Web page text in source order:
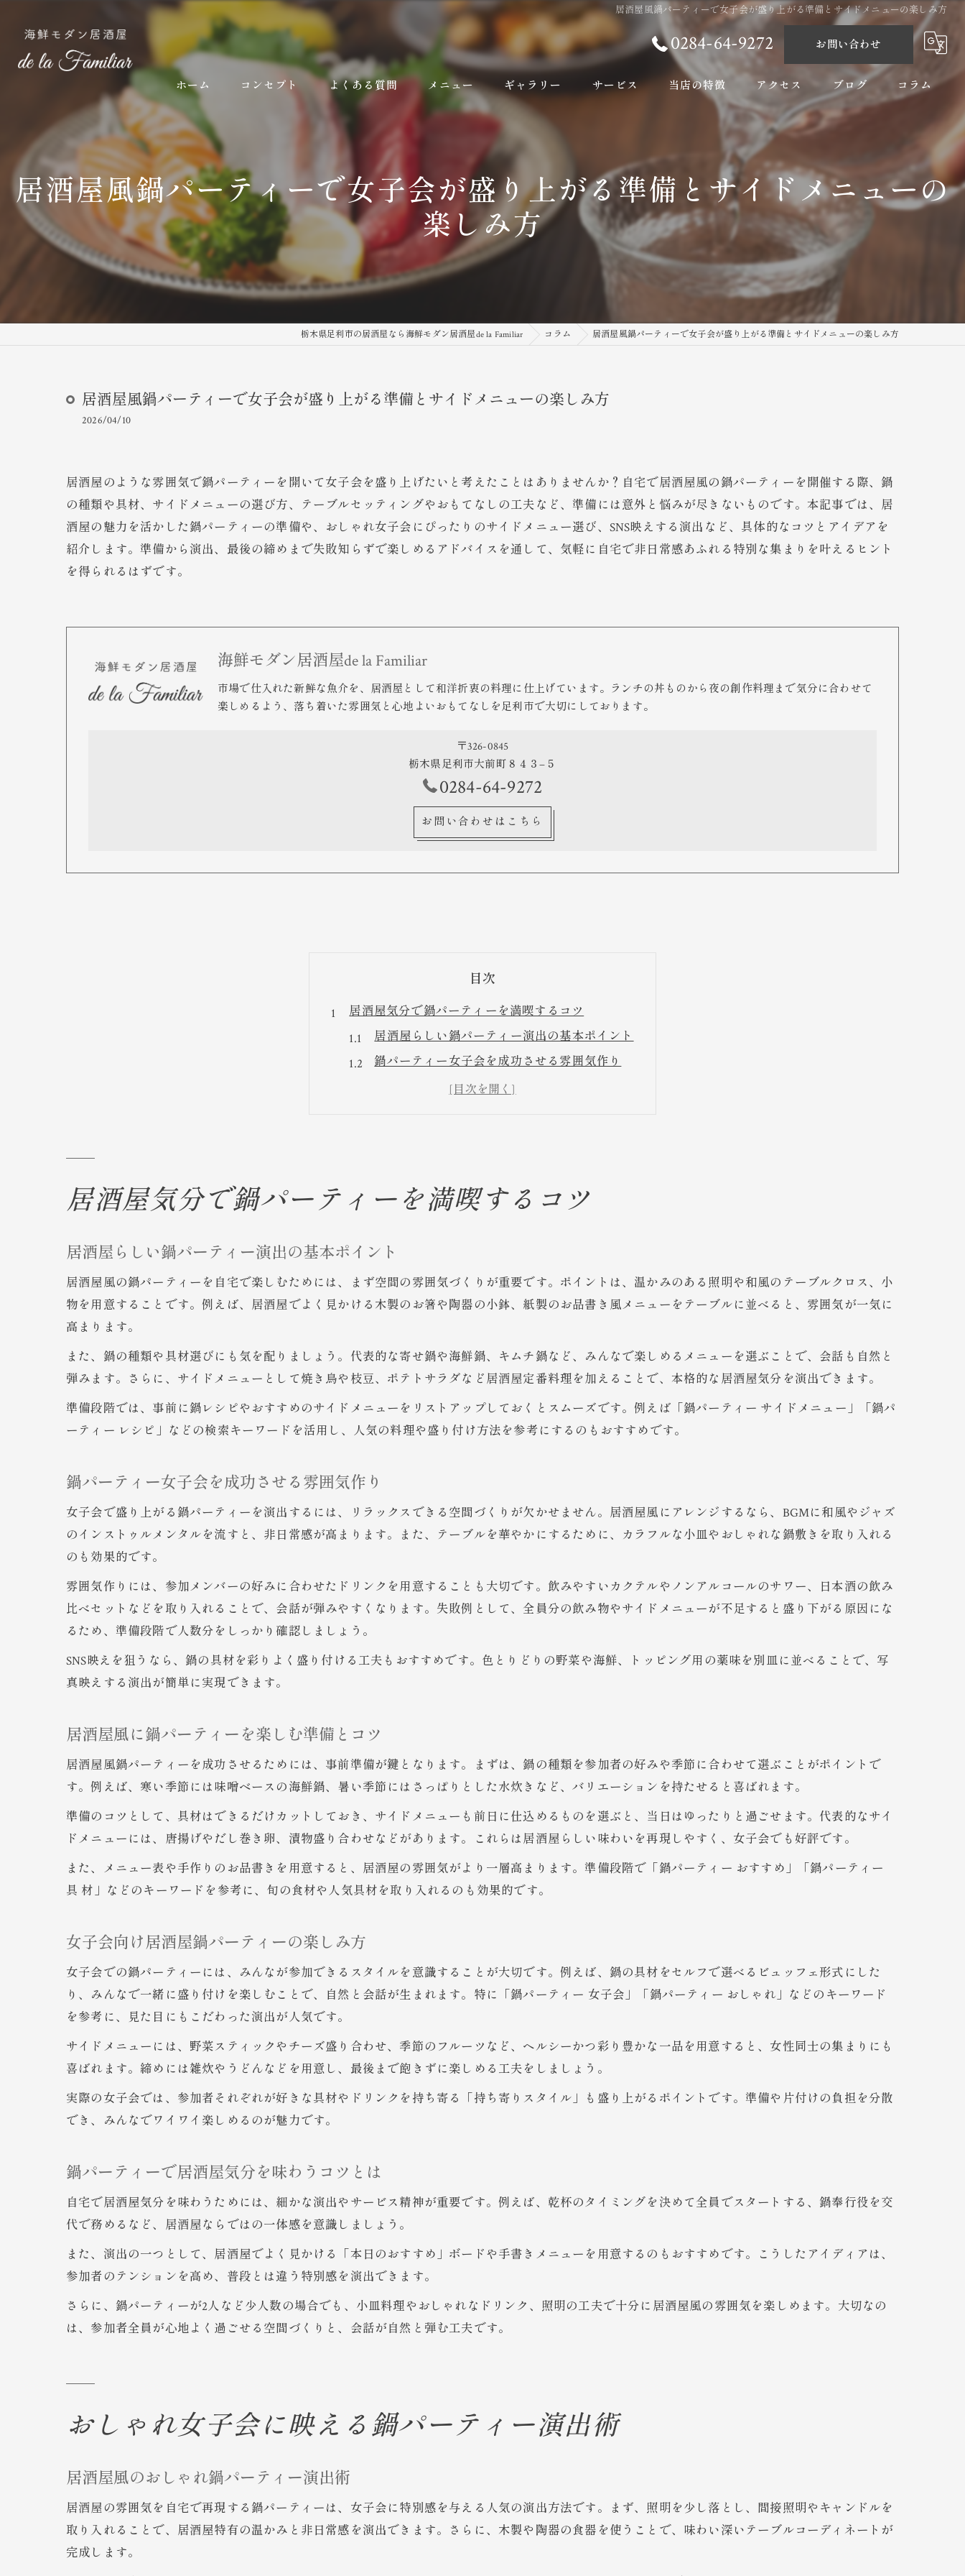
居酒屋風鍋パーティーで女子会が盛り上がる準備とサイドメニューの楽しみ方
0284-64-9272 お問い合わせ
ホーム コンセプト よくある質問 メニュー ギャラリー サービス 当店の特徴
ディナー
宴会
アクセス ブログ コラム
居酒屋風鍋パーティーで女子会が盛り上がる準備とサイドメニューの
楽しみ方
栃木県足利市の居酒屋なら海鮮モダン居酒屋de la Familiar コラム 居酒屋風鍋パーティーで女子会が盛り上がる準備とサイドメニューの楽しみ方
居酒屋風鍋パーティーで女子会が盛り上がる準備とサイドメニューの楽しみ方
2026/04/10
居酒屋のような雰囲気で鍋パーティーを開いて女子会を盛り上げたいと考えたことはありませんか？自宅で居酒屋風の鍋パーティーを開催する際、鍋
の種類や具材、サイドメニューの選び方、テーブルセッティングやおもてなしの工夫など、準備には意外と悩みが尽きないものです。本記事では、居
酒屋の魅力を活かした鍋パーティーの準備や、おしゃれ女子会にぴったりのサイドメニュー選び、SNS映えする演出など、具体的なコツとアイデアを
紹介します。準備から演出、最後の締めまで失敗知らずで楽しめるアドバイスを通して、気軽に自宅で非日常感あふれる特別な集まりを叶えるヒント
を得られるはずです。
海鮮モダン居酒屋de la Familiar
市場で仕入れた新鮮な魚介を、居酒屋として和洋折衷の料理に仕上げています。ランチの丼ものから夜の創作料理まで気分に合わせて
楽しめるよう、落ち着いた雰囲気と心地よいおもてなしを足利市で大切にしております。
〒326-0845
栃木県足利市大前町８４３−５
0284-64-9272
お問い合わせはこちら
目次
居酒屋気分で鍋パーティーを満喫するコツ
居酒屋らしい鍋パーティー演出の基本ポイント
鍋パーティー女子会を成功させる雰囲気作り
居酒屋風に鍋パーティーを楽しむ準備とコツ
居酒屋風のおしゃれ鍋パーティー演出術
SNS映えする居酒屋女子会のアイデア集
女子会に最適な居酒屋流テーブルコーデ術
居酒屋気分を盛り上げる女子会演出の工夫
鍋パーティーの準備を失敗ゼロで進める方法
失敗しない鍋パーティー準備のコツ徹底解説
女子会で役立つ居酒屋流準備アイデアまとめ
鍋パーティー準備で押さえたい必需品リスト
居酒屋鍋パーティー準備の段取りと注意点
居酒屋風鍋パーティーおすすめサイドメニュー
女子会が盛り上がるサイドメニューの選び方
居酒屋で人気の鍋パーティー用おつまみ特集
おしゃれ女子会向け居酒屋サイドメニュー術
自宅で居酒屋風女子会を楽しむ秘訣
女子会で非日常を演出する居酒屋風の工夫
居酒屋流おもてなしで女子会を格上げする方法
人気の鍋具材で盛り上げる女子会アイデア
居酒屋女子会で人気の鍋具材アイデア集
鍋パーティーおすすめ具材と楽しみ方紹介
女子会にぴったりの居酒屋風鍋具材選び方
盛り上がる鍋パーティー具材の工夫ポイント
居酒屋流鍋パーティーで使いたい人気具材
居酒屋気分で鍋パーティーを満喫するコツ
居酒屋らしい鍋パーティー演出の基本ポイント
居酒屋風の鍋パーティーを自宅で楽しむためには、まず空間の雰囲気づくりが重要です。ポイントは、温かみのある照明や和風のテーブルクロス、小
物を用意することです。例えば、居酒屋でよく見かける木製のお箸や陶器の小鉢、紙製のお品書き風メニューをテーブルに並べると、雰囲気が一気に
高まります。
また、鍋の種類や具材選びにも気を配りましょう。代表的な寄せ鍋や海鮮鍋、キムチ鍋など、みんなで楽しめるメニューを選ぶことで、会話も自然と
弾みます。さらに、サイドメニューとして焼き鳥や枝豆、ポテトサラダなど居酒屋定番料理を加えることで、本格的な居酒屋気分を演出できます。
準備段階では、事前に鍋レシピやおすすめのサイドメニューをリストアップしておくとスムーズです。例えば「鍋パーティー サイドメニュー」「鍋パ
ーティー レシピ」などの検索キーワードを活用し、人気の料理や盛り付け方法を参考にするのもおすすめです。
鍋パーティー女子会を成功させる雰囲気作り
女子会で盛り上がる鍋パーティーを演出するには、リラックスできる空間づくりが欠かせません。居酒屋風にアレンジするなら、BGMに和風やジャズ
のインストゥルメンタルを流すと、非日常感が高まります。また、テーブルを華やかにするために、カラフルな小皿やおしゃれな鍋敷きを取り入れる
のも効果的です。
雰囲気作りには、参加メンバーの好みに合わせたドリンクを用意することも大切です。飲みやすいカクテルやノンアルコールのサワー、日本酒の飲み
比べセットなどを取り入れることで、会話が弾みやすくなります。失敗例として、全員分の飲み物やサイドメニューが不足すると盛り下がる原因にな
るため、準備段階で人数分をしっかり確認しましょう。
SNS映えを狙うなら、鍋の具材を彩りよく盛り付ける工夫もおすすめです。色とりどりの野菜や海鮮、トッピング用の薬味を別皿に並べることで、写
真映えする演出が簡単に実現できます。
居酒屋風に鍋パーティーを楽しむ準備とコツ
居酒屋風鍋パーティーを成功させるためには、事前準備が鍵となります。まずは、鍋の種類を参加者の好みや季節に合わせて選ぶことがポイントで
す。例えば、寒い季節には味噌ベースの海鮮鍋、暑い季節にはさっぱりとした水炊きなど、バリエーションを持たせると喜ばれます。
準備のコツとして、具材はできるだけカットしておき、サイドメニューも前日に仕込めるものを選ぶと、当日はゆったりと過ごせます。代表的なサイ
ドメニューには、唐揚げやだし巻き卵、漬物盛り合わせなどがあります。これらは居酒屋らしい味わいを再現しやすく、女子会でも好評です。
また、メニュー表や手作りのお品書きを用意すると、居酒屋の雰囲気がより一層高まります。準備段階で「鍋パーティー おすすめ」「鍋パーティー
具 材」などのキーワードを参考に、旬の食材や人気具材を取り入れるのも効果的です。
女子会向け居酒屋鍋パーティーの楽しみ方
女子会での鍋パーティーには、みんなが参加できるスタイルを意識することが大切です。例えば、鍋の具材をセルフで選べるビュッフェ形式にした
り、みんなで一緒に盛り付けを楽しむことで、自然と会話が生まれます。特に「鍋パーティー 女子会」「鍋パーティー おしゃれ」などのキーワード
を参考に、見た目にもこだわった演出が人気です。
サイドメニューには、野菜スティックやチーズ盛り合わせ、季節のフルーツなど、ヘルシーかつ彩り豊かな一品を用意すると、女性同士の集まりにも
喜ばれます。締めには雑炊やうどんなどを用意し、最後まで飽きずに楽しめる工夫をしましょう。
実際の女子会では、参加者それぞれが好きな具材やドリンクを持ち寄る「持ち寄りスタイル」も盛り上がるポイントです。準備や片付けの負担を分散
でき、みんなでワイワイ楽しめるのが魅力です。
鍋パーティーで居酒屋気分を味わうコツとは
自宅で居酒屋気分を味わうためには、細かな演出やサービス精神が重要です。例えば、乾杯のタイミングを決めて全員でスタートする、鍋奉行役を交
代で務めるなど、居酒屋ならではの一体感を意識しましょう。
また、演出の一つとして、居酒屋でよく見かける「本日のおすすめ」ボードや手書きメニューを用意するのもおすすめです。こうしたアイディアは、
参加者のテンションを高め、普段とは違う特別感を演出できます。
さらに、鍋パーティーが2人など少人数の場合でも、小皿料理やおしゃれなドリンク、照明の工夫で十分に居酒屋風の雰囲気を楽しめます。大切なの
は、参加者全員が心地よく過ごせる空間づくりと、会話が自然と弾む工夫です。
おしゃれ女子会に映える鍋パーティー演出術
居酒屋風のおしゃれ鍋パーティー演出術
居酒屋の雰囲気を自宅で再現する鍋パーティーは、女子会に特別感を与える人気の演出方法です。まず、照明を少し落とし、間接照明やキャンドルを
取り入れることで、居酒屋特有の温かみと非日常感を演出できます。さらに、木製や陶器の食器を使うことで、味わい深いテーブルコーディネートが
完成します。